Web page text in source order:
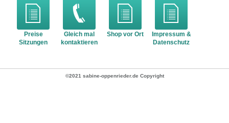
Preise
Sitzungen
Gleich mal
kontaktieren
Shop vor Ort
Impressum &
Datenschutz
©2021 sabine-oppenrieder.de Copyright